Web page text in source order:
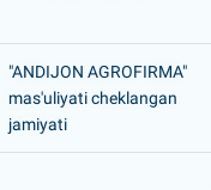
"ANDIJON AGROFIRMA"
mas'uliyati cheklangan
jamiyati